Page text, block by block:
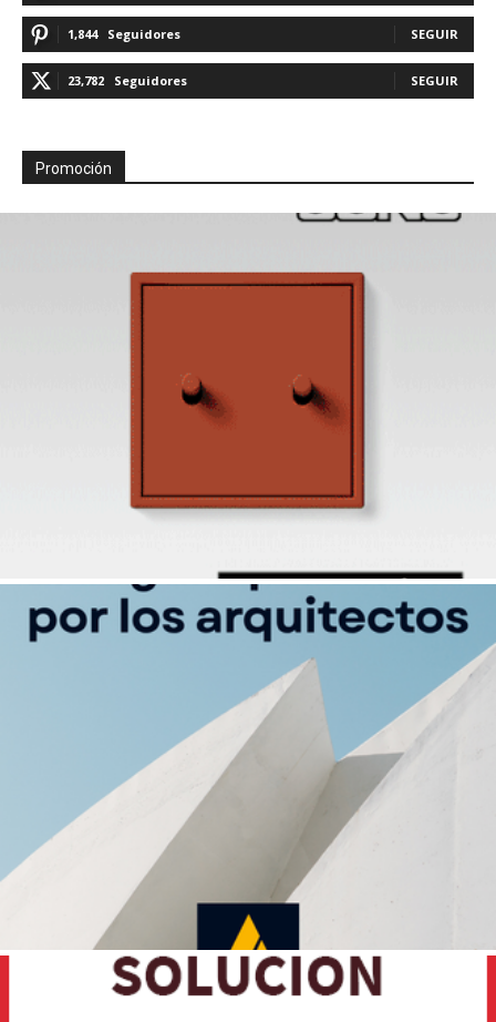
1,844 Seguidores SEGUIR
23,782 Seguidores SEGUIR
Promoción